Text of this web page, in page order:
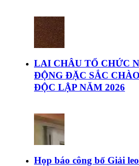
LAI CHÂU TỔ CHỨC
ĐỘNG ĐẶC SẮC
ĐỘC LẬP NĂM 2026
Họp báo công bố Giải